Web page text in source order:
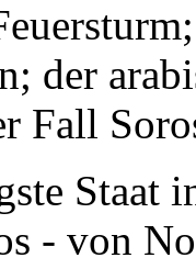
der
Fall
Staat
- von